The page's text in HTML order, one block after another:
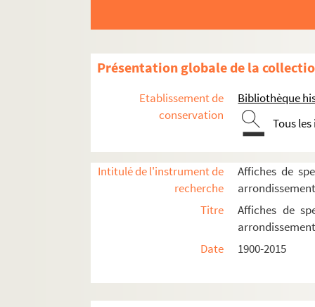
Présentation globale de la
Etablissement de
conservation
Bibliothèque
Tous
Intitulé de l'instrument de
recherche
Affiches de
Titre
Affiches de
Date
1900-2015
Musée national des arts asiatiques -
Orangerie du parc de Bagatelle
Salle d'Iéna
Théâtre national de Chaillot
Direction Pierre Aldebert
Direction Jean Vilar
Direction Georges Wilson
Direction Jack Lang
Direction André-Louis Perinetti
Direction Antoine Vitez